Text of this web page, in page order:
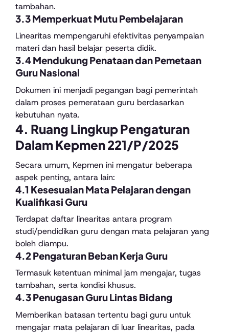
tambahan.
3.3 Memperkuat Mutu Pembelajaran
Linearitas mempengaruhi efektivitas penyampaian
materi dan hasil belajar peserta didik.
3.4 Mendukung Penataan dan Pemetaan
Guru Nasional
Dokumen ini menjadi pegangan bagi pemerintah
dalam proses pemerataan guru berdasarkan
kebutuhan nyata.
4. Ruang Lingkup Pengaturan
Dalam Kepmen 221/P/2025
Secara umum, Kepmen ini mengatur beberapa
aspek penting, antara lain:
4.1 Kesesuaian Mata Pelajaran dengan
Kualifikasi Guru
Terdapat daftar linearitas antara program
studi/pendidikan guru dengan mata pelajaran yang
boleh diampu.
4.2 Pengaturan Beban Kerja Guru
Termasuk ketentuan minimal jam mengajar, tugas
tambahan, serta kondisi khusus.
4.3 Penugasan Guru Lintas Bidang
Memberikan batasan tertentu bagi guru untuk
mengajar mata pelajaran di luar linearitas, pada